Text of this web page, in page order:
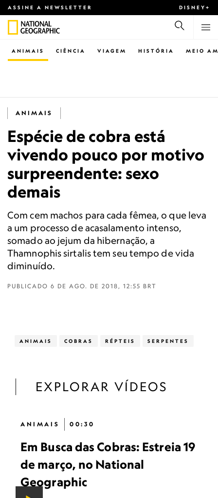
ASSINE A NEWSLETTER DISNEY+
CIÊNCIA VIAGEM
ANIMAIS HISTÓRIA MEIO
ANIMAIS
Espécie de cobra está
vivendo pouco por motivo
surpreendente: sexo
demais
Com cem machos para cada fêmea, o que leva
a um processo de acasalamento intenso,
somado ao jejum da hibernação, a
Thamnophis sirtalis tem seu tempo de vida
diminuído.
PUBLICADO 6 DE AGO. DE 2018, 12:55 BRT
ANIMAIS COBRAS RÉPTEIS SERPENTES
EXPLORAR VÍDEOS
ANIMAIS 00:30
Em Busca das Cobras: Estreia 19
de março, no National
Geographic